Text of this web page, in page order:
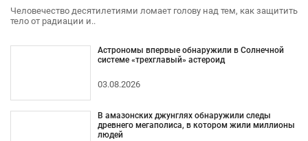
Человечество десятилетиями ломает голову над тем, как защитить
тело от радиации и..
Астрономы впервые обнаружили в Солнечной
системе «трехглавый» астероид
03.08.2026
В амазонских джунглях обнаружили следы
древнего мегаполиса, в котором жили миллионы
людей